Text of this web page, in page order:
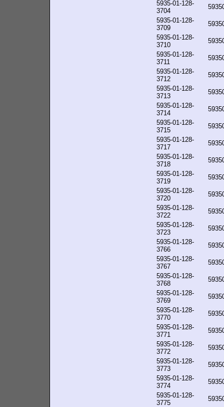
5935-01-128-
3704
5935-01-128-
3709
5935-01-128-
3710
5935-01-128-
3711
5935-01-128-
3712
5935-01-128-
3713
5935-01-128-
3714
5935-01-128-
3715
5935-01-128-
3717
5935-01-128-
3718
5935-01-128-
3719
5935-01-128-
3720
5935-01-128-
3722
5935-01-128-
3723
5935-01-128-
3766
5935-01-128-
3767
5935-01-128-
3768
5935-01-128-
3769
5935-01-128-
3770
5935-01-128-
3771
5935-01-128-
3772
5935-01-128-
3773
5935-01-128-
3774
5935-01-128-
3775